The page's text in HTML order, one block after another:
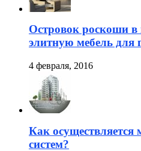
Островок роскоши
элитную мебель для
4 февраля, 2016
Как
систем?